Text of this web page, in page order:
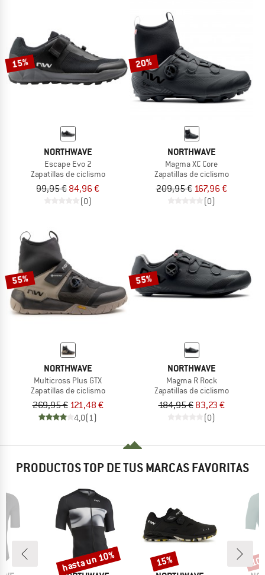
15%
NORTHWAVE
Escape Evo 2
Zapatillas de ciclismo
99,95 € 84,96 €
(0)
20%
NORTHWAVE
Magma XC Core
Zapatillas de ciclismo
209,95 € 167,96 €
(0)
55%
NORTHWAVE
Multicross Plus GTX
Zapatillas de ciclismo
269,95 € 121,48 €
4,0(1)
55%
NORTHWAVE
Magma R Rock
Zapatillas de ciclismo
184,95 € 83,23 €
(0)
PRODUCTOS TOP DE TUS MARCAS FAVORITAS
Descuento
hasta un 10% Descuento
15%